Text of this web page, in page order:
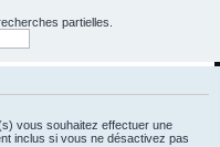
partielles.
vous souhaitez effectuer une
inclus si vous ne désactivez pas